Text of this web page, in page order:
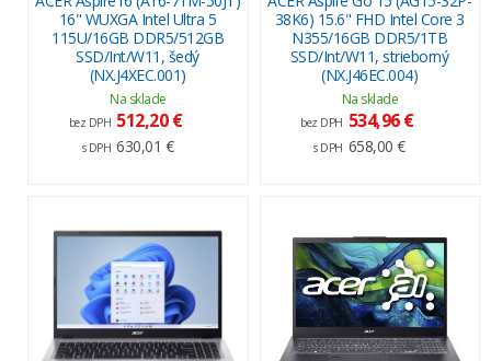
16" WUXGA Intel Ultra 5
115U/16GB DDR5/512GB
SSD/Int/W11, šedý
(NX.J4XEC.001)
Na sklade
bez DPH 512,20 €
s DPH 630,01 €
38K6) 15.6" FHD Intel Core 3
N355/16GB DDR5/1TB
SSD/Int/W11, strieborný
(NX.J46EC.004)
Na sklade
bez DPH 534,96 €
s DPH 658,00 €